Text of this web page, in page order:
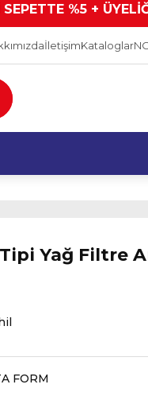
%5 +
İletişimKataloglar
Yağ Filtre
FORM